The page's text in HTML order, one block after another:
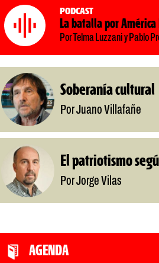
Podcast
La batalla por
Por Telma Luzzani y Pablo
Soberanía cultural
Por Juano Villafañe
El patriotismo
Por Jorge Vilas
AGENDA